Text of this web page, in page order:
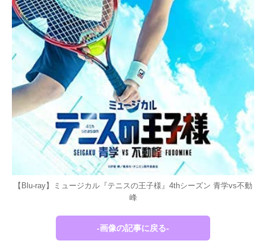
【Blu-ray】ミュージカル『テニスの王子様』4thシーズン 青学vs不動
峰
-画像の記事に戻る-